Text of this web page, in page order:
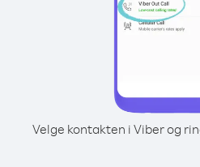
Velge kontakten i Viber og